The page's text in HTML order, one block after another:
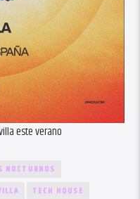
este verano
NOCTURNOS
TECH HOUSE